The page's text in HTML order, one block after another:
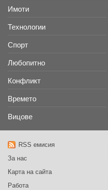
Имоти
Технологии
Спорт
Любопитно
Конфликт
Времето
Вицове
RSS емисия
За нас
Карта на сайта
Работа